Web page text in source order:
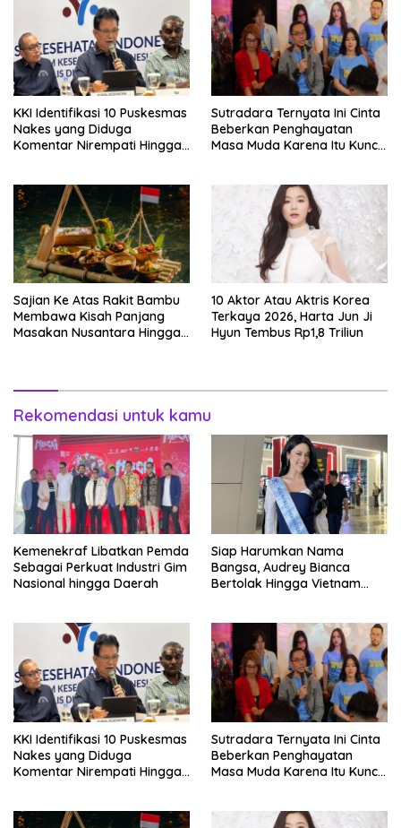
KKI Identifikasi 10 Puskesmas
Nakes yang Diduga
Komentar Nirempati Hingga
Sutradara Ternyata Ini Cinta
Beberkan Penghayatan
Masa Muda Karena Itu Kunci
Sajian Ke Atas Rakit Bambu
Membawa Kisah Panjang
Masakan Nusantara Hingga
10 Aktor Atau Aktris Korea
Terkaya 2026, Harta Jun Ji
Hyun Tembus Rp1,8 Triliun
Rekomendasi untuk kamu
Kemenekraf Libatkan Pemda
Sebagai Perkuat Industri Gim
Nasional hingga Daerah
Siap Harumkan Nama
Bangsa, Audrey Bianca
Bertolak Hingga Vietnam
KKI Identifikasi 10 Puskesmas
Nakes yang Diduga
Komentar Nirempati Hingga
Sutradara Ternyata Ini Cinta
Beberkan Penghayatan
Masa Muda Karena Itu Kunci